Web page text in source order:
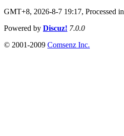
GMT+8, 2026-8-7 19:17, Processed
Powered by Discuz! 7.0.0
© 2001-2009 Comsenz Inc.